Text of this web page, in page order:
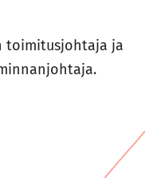
toimitusjohtaja ja